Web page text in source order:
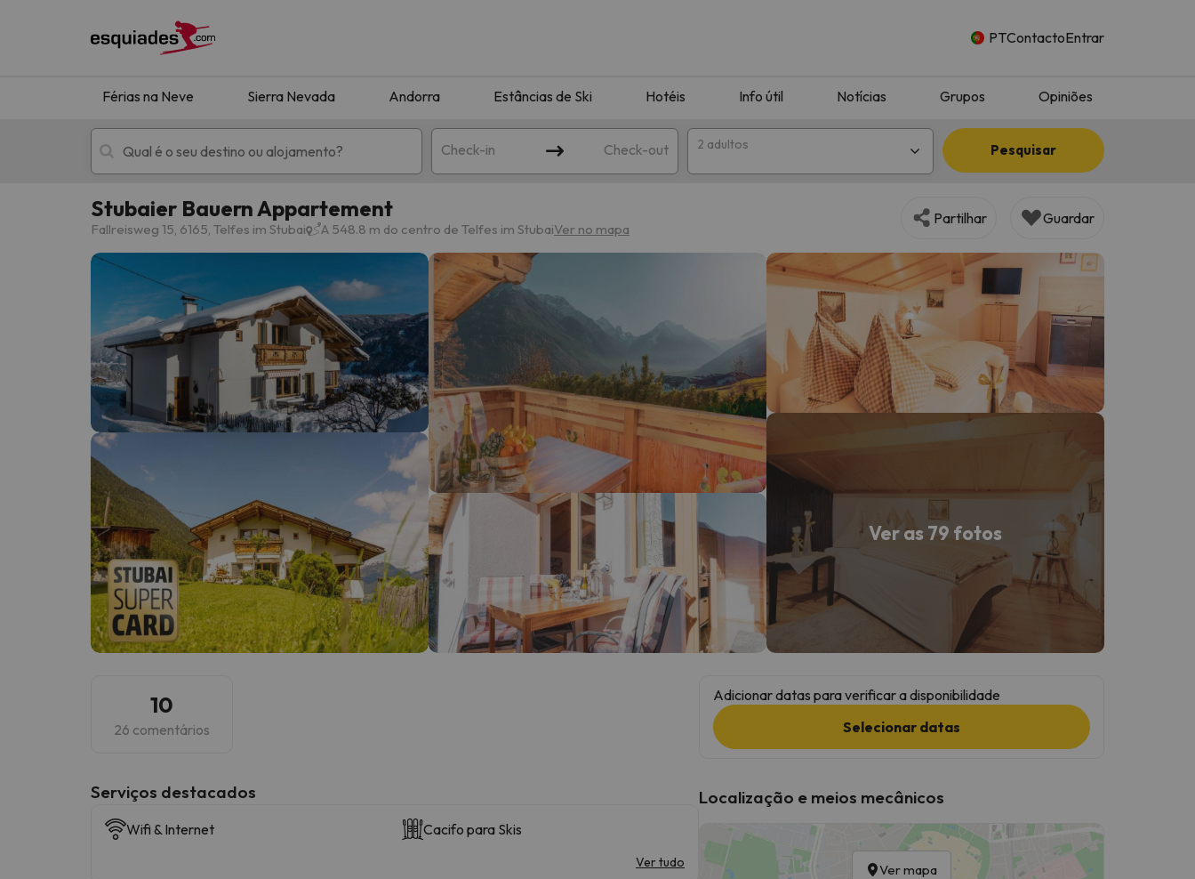
PTContactoEntrar
Férias na Neve Sierra Nevada Andorra Estâncias de Ski Hotéis Info útil Notícias Grupos Opiniões
Check-in Check-out 2 adultos Pesquisar
Férias na neve Hotéis de montanha
Oops, não encontramos nenhum resultado que corresponda à sua pesquisa. Tente modificar o destino.
Bem, parece que o nosso Seeker perdeu o seu caminho. Assim que encontrar a sua bússola, estará de volta.
Stubaier Bauern Appartement
Fallreisweg 15, 6165, Telfes im Stubai A 548.8 m do centro de Telfes im StubaiVer no mapa
Partilhar Guardar
Ver as 79 fotos
10
26 comentários
Serviços destacados
Wifi & Internet Cacifo para Skis
Ver tudo
Adicionar datas para verificar a disponibilidade
Selecionar datas
Localização e meios mecânicos
Ver mapa